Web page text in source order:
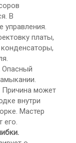
В
платы,
Опасный
Причина может
внутри
Мастер